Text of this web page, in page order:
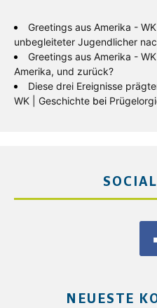
Greetings aus Amerika -
unbegleiteter Jugendlicher
Greetings aus Amerika -
Amerika, und zurück?
Diese drei Ereignisse
WK | Geschichte bei
NEUESTE